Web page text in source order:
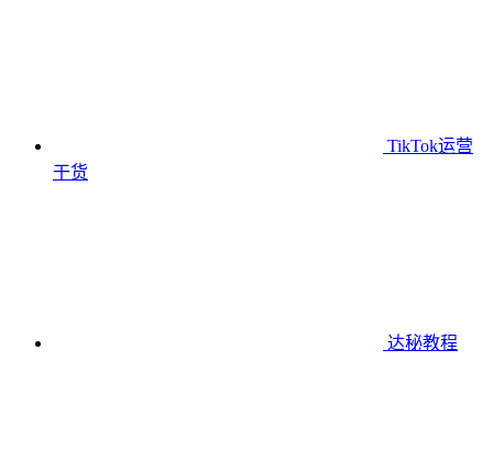
TikTok运营
干货
达秘教程